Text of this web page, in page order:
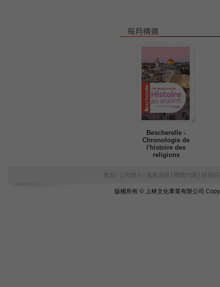
Bescherelle -
Chronologie de
l'histoire des
religions
首頁 公司簡介 最新消息 國際代購 精英
版權所有 © 上林文化事業有限公司